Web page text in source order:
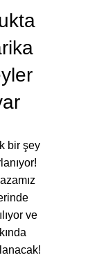
bir şey
ve